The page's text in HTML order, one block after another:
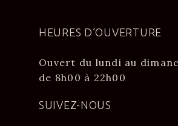
HEURES D’OUVERTURE
Ouvert du lundi au
de 8h00 à 22h00
SUIVEZ-NOUS